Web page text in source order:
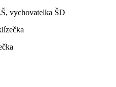
vychovatelka ŠD